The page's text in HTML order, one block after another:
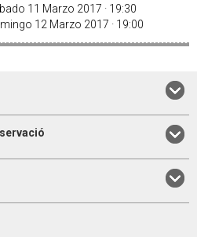
11 Marzo 2017 · 19:30
12 Marzo 2017 · 19:00